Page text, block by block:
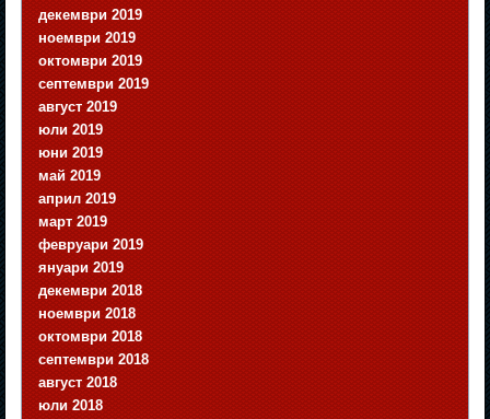
декември 2019
ноември 2019
октомври 2019
септември 2019
август 2019
юли 2019
юни 2019
май 2019
април 2019
март 2019
февруари 2019
януари 2019
декември 2018
ноември 2018
октомври 2018
септември 2018
август 2018
юли 2018